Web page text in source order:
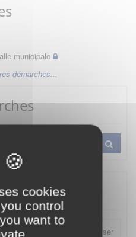
cookies
control
want to
municipale
démarches...
par l'Etat pour sécuriser